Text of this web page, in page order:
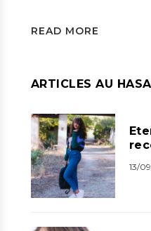
READ MORE
ARTICLES AU
13/